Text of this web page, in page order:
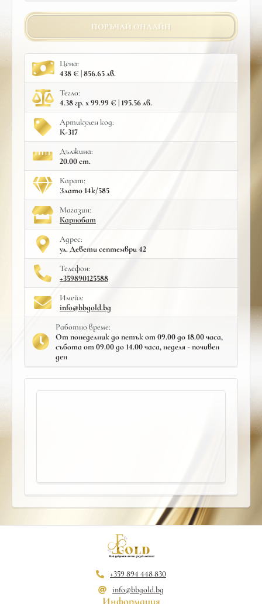
ПОРЪЧАЙ ОНЛАЙН
Цена:
438 € | 856.65 лв.
Тегло:
4.38 гр. x 99.99 € | 195.56 лв.
Артикулен код:
К-317
Дължина:
20.00 cm.
Карат:
Злато 14к/585
Mагазин:
Карнобат
Адрес:
ул. Девети септември 42
Телефон:
+359890125588
Имейл:
info@bbgold.bg
Работно време:
От понеделник до петък от 09.00 до 18.00 часа,
събота от 09.00 до 14.00 часа, неделя - почивен
ден
+359 894 448 830
info@bbgold.bg
Информация